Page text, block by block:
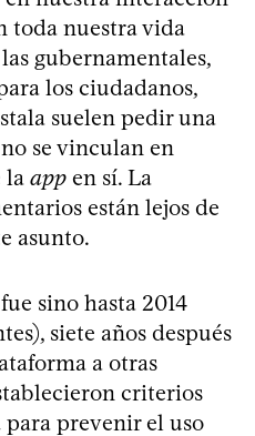
toda nuestra vida
gubernamentales,
los ciudadanos,
suelen pedir una
se vinculan en
la app en sí. La
están lejos de
asunto.
sino hasta 2014
siete años después
a otras
criterios
prevenir el uso